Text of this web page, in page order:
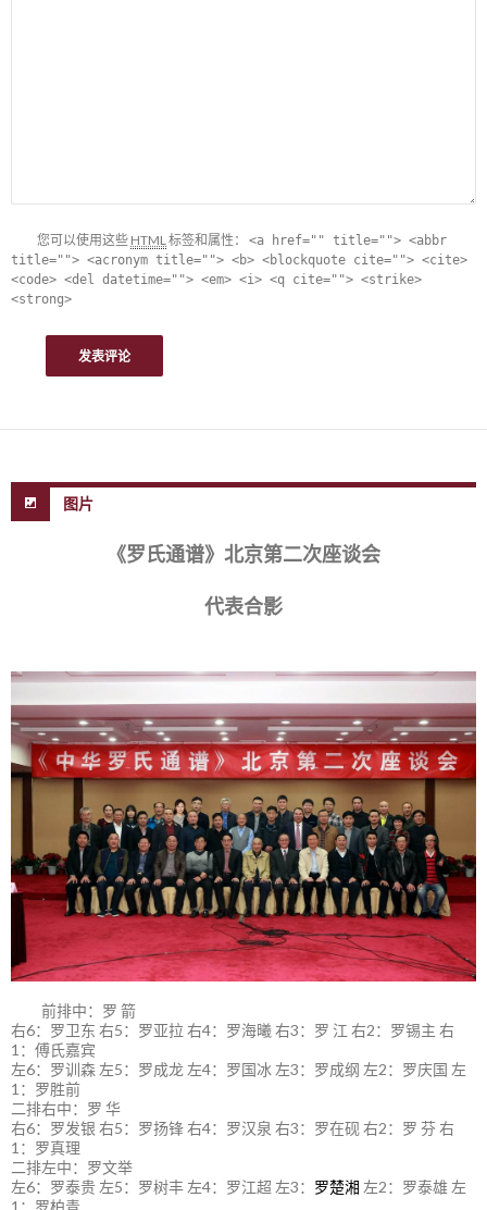
您可以使用这些 HTML标签和属性： <a href="" title=""> <abbr
title=""> <acronym title=""> <b> <blockquote cite=""> <cite>
<code> <del datetime=""> <em> <i> <q cite=""> <strike>
<strong>
图片
《罗氏通谱》北京第二次座谈会
代表合影
前排中：罗 箭
右6：罗卫东 右5：罗亚拉 右4：罗海曦 右3：罗 江 右2：罗锡主 右
1：傅氏嘉宾
左6：罗训森 左5：罗成龙 左4：罗国冰 左3：罗成纲 左2：罗庆国 左
1：罗胜前
二排右中：罗 华
右6：罗发银 右5：罗扬锋 右4：罗汉泉 右3：罗在砚 右2：罗 芬 右
1：罗真理
二排左中：罗文举
左6：罗泰贵 左5：罗树丰 左4：罗江超 左3： 罗楚湘 左2：罗泰雄 左